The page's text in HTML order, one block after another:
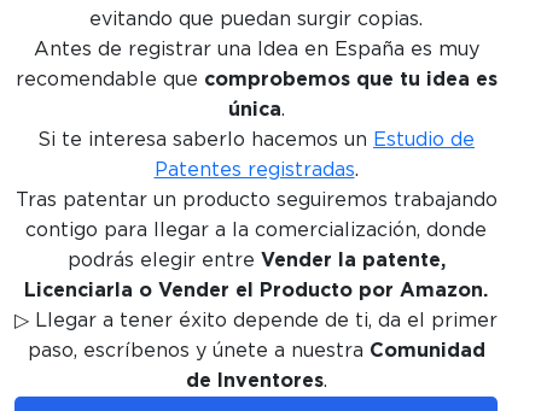
evitando que puedan surgir copias.
Antes de registrar una Idea en España es muy
recomendable que comprobemos que tu idea es
única.
Si te interesa saberlo hacemos un Estudio de
Patentes registradas.
Tras patentar un producto seguiremos trabajando
contigo para llegar a la comercialización, donde
podrás elegir entre Vender la patente,
Licenciarla o Vender el Producto por Amazon.
▷ Llegar a tener éxito depende de ti, da el primer
paso, escríbenos y únete a nuestra Comunidad
de Inventores.